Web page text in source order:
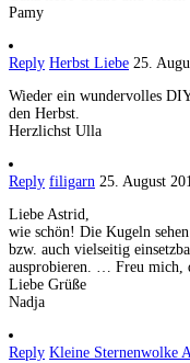
Pamy
Reply Herbst Liebe 25.
Wieder ein wundervolles
den Herbst.
Herzlichst Ulla
Reply filigarn 25. August
Liebe Astrid,
wie schön! Die Kugeln
bzw. auch vielseitig
ausprobieren. … Freu mich,
Liebe Grüße
Nadja
Reply Kleine Sternenwolke